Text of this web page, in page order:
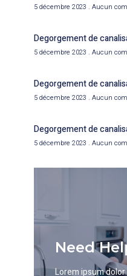
5 décembre 2023 Aucun
Degorgement de
5 décembre 2023 Aucun
Degorgement de
5 décembre 2023 Aucun
Degorgement de
5 décembre 2023 Aucun
Need
Lorem ipsum